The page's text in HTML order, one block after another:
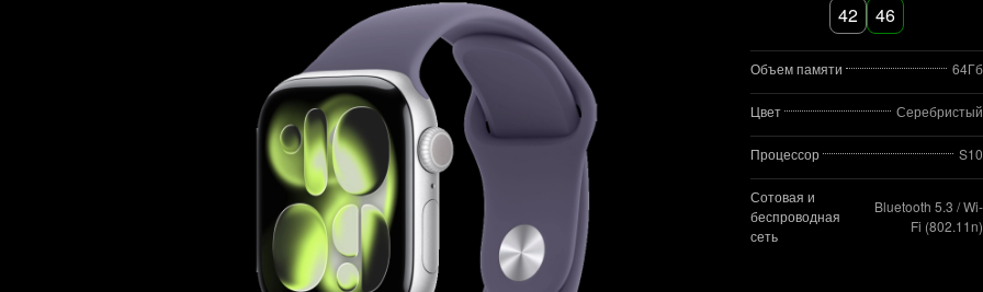
42
46
Объем памяти 64Гб
Цвет Серебристый
Процессор S10
Сотовая и
беспроводная
сеть
Bluetooth 5.3 / Wi-
Fi (802.11n)